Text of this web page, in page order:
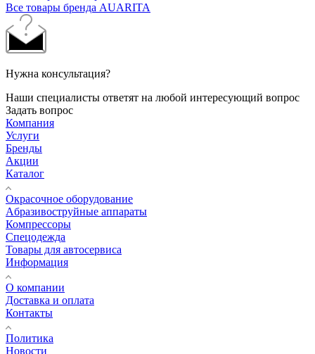
Все товары бренда AUARITA
Нужна консультация?
Наши специалисты ответят на любой интересующий вопрос
Задать вопрос
Компания
Услуги
Бренды
Акции
Каталог
Окрасочное оборудование
Aбразивоструйные аппараты
Компрессоры
Спецодежда
Товары для автосервиса
Информация
О компании
Доставка и оплата
Контакты
Политика
Новости